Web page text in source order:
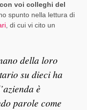
voi colleghi del
spunto nella lettura di
, di cui vi cito un
della loro
su dieci ha
è
parole come